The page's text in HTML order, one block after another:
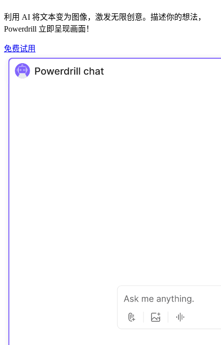
利用 AI 将文本变为图像，激发无限创意。描述你的想法，
Powerdrill 立即呈现画面！
免费试用